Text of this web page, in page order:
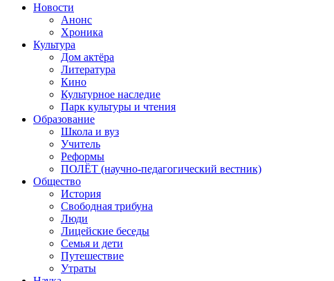
Новости
Анонс
Хроника
Культура
Дом актёра
Литература
Кино
Культурное наследие
Парк культуры и чтения
Образование
Школа и вуз
Учитель
Реформы
ПОЛЁТ (научно-педагогический вестник)
Общество
История
Свободная трибуна
Люди
Лицейские беседы
Семья и дети
Путешествие
Утраты